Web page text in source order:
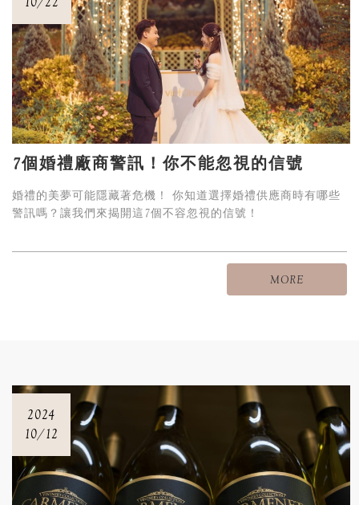
7個婚禮廠商警訊！你不能忽視的信號
婚禮的美夢可能隱藏著危機！ 你知道選擇婚禮供應商時有哪些
警訊嗎？讓我們來揭開這7個不容忽視的信號！
MORE
2024
10/12